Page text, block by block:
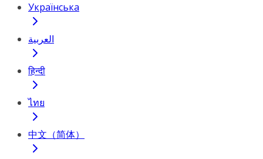
Українська
العربية
हिन्दी
ไทย
中文（简体）